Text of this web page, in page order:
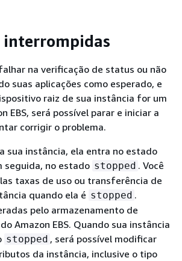
interrompidas
na verificação de status ou não
suas aplicações como esperado, e
raiz de sua instância for um
EBS, será possível parar e iniciar a
corrigir o problema.
sua instância, ela entra no estado
seguida, no estado stopped . Você
taxas de uso ou transferência de
quando ela é stopped .
pelo armazenamento de
Amazon EBS. Quando sua instância
stopped , será possível modificar
da instância, inclusive o tipo